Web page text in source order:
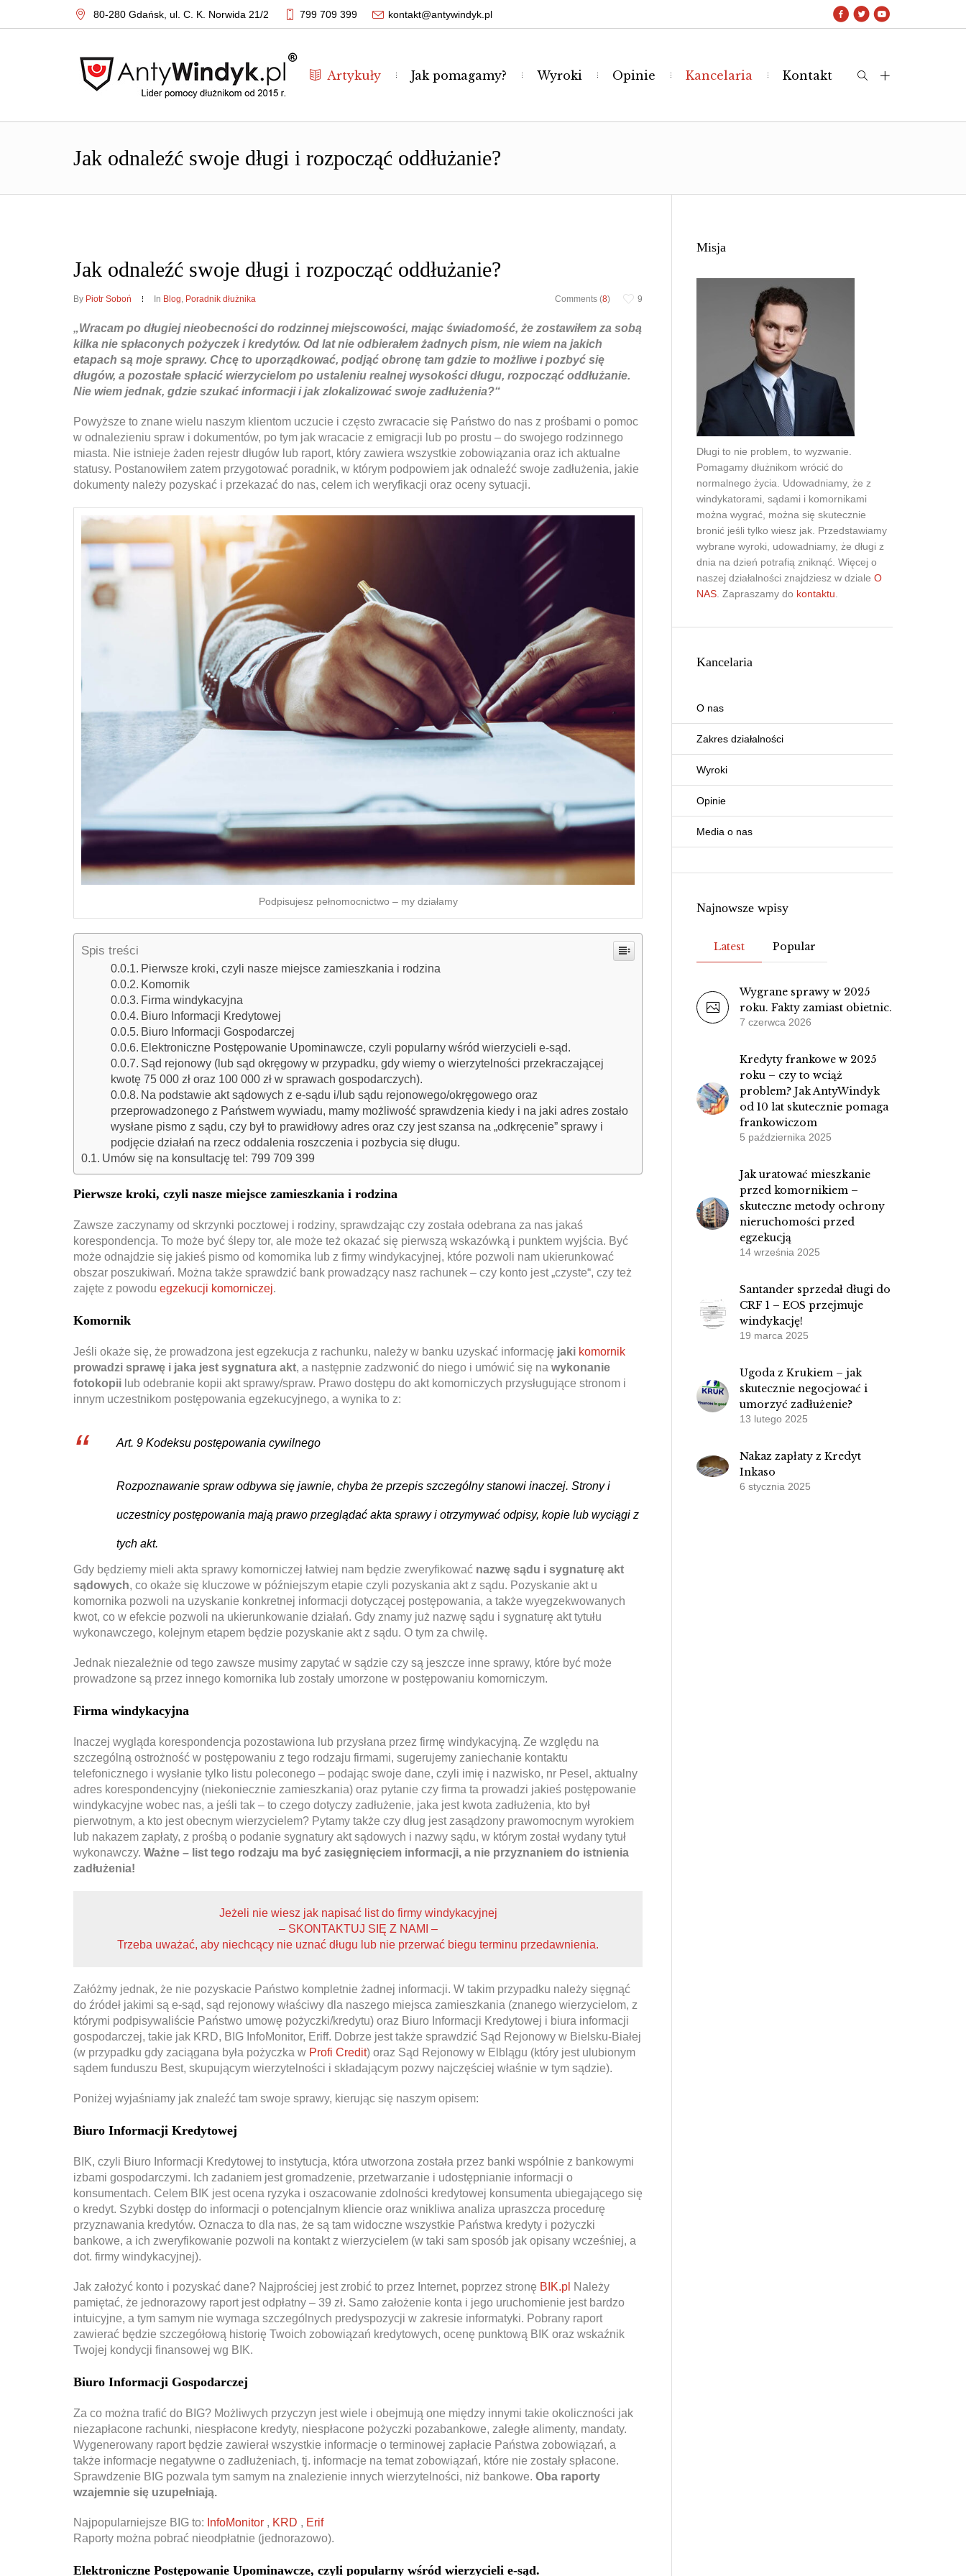
Obrona w sądzie
Reprezentacja procesowa
80-280 Gdańsk, ul. C. K. Norwida 21/2 799 709 399 kontakt@antywindyk.pl
Artykuły Jak pomagamy? Wyroki Opinie Kancelaria Kontakt
Jak odnaleźć swoje długi i rozpocząć oddłużanie?
Jak odnaleźć swoje długi i rozpocząć oddłużanie?
Comments (8) 9
By Piotr Soboń In Blog, Poradnik dłużnika
„Wracam po długiej nieobecności do rodzinnej miejscowości, mając świadomość, że zostawiłem za sobą
kilka nie spłaconych pożyczek i kredytów. Od lat nie odbierałem żadnych pism, nie wiem na jakich
etapach są moje sprawy. Chcę to uporządkować, podjąć obronę tam gdzie to możliwe i pozbyć się
długów, a pozostałe spłacić wierzycielom po ustaleniu realnej wysokości długu, rozpocząć oddłużanie.
Nie wiem jednak, gdzie szukać informacji i jak zlokalizować swoje zadłużenia?“
Powyższe to znane wielu naszym klientom uczucie i często zwracacie się Państwo do nas z prośbami o pomoc
w odnalezieniu spraw i dokumentów, po tym jak wracacie z emigracji lub po prostu – do swojego rodzinnego
miasta. Nie istnieje żaden rejestr długów lub raport, który zawiera wszystkie zobowiązania oraz ich aktualne
statusy. Postanowiłem zatem przygotować poradnik, w którym podpowiem jak odnaleźć swoje zadłużenia, jakie
dokumenty należy pozyskać i przekazać do nas, celem ich weryfikacji oraz oceny sytuacji.
Podpisujesz pełnomocnictwo – my działamy
Spis treści
Pierwsze kroki, czyli nasze miejsce zamieszkania i rodzina
Komornik
Firma windykacyjna
Biuro Informacji Kredytowej
Biuro Informacji Gospodarczej
Elektroniczne Postępowanie Upominawcze, czyli popularny wśród wierzycieli e-sąd.
Sąd rejonowy (lub sąd okręgowy w przypadku, gdy wiemy o wierzytelności przekraczającej
kwotę 75 000 zł oraz 100 000 zł w sprawach gospodarczych).
Na podstawie akt sądowych z e-sądu i/lub sądu rejonowego/okręgowego oraz
przeprowadzonego z Państwem wywiadu, mamy możliwość sprawdzenia kiedy i na jaki adres zostało
wysłane pismo z sądu, czy był to prawidłowy adres oraz czy jest szansa na „odkręcenie” sprawy i
podjęcie działań na rzecz oddalenia roszczenia i pozbycia się długu.
Umów się na konsultację tel: 799 709 399
Pierwsze kroki, czyli nasze miejsce zamieszkania i rodzina
Zawsze zaczynamy od skrzynki pocztowej i rodziny, sprawdzając czy została odebrana za nas jakaś
korespondencja. To może być ślepy tor, ale może też okazać się pierwszą wskazówką i punktem wyjścia. Być
może odnajdzie się jakieś pismo od komornika lub z firmy windykacyjnej, które pozwoli nam ukierunkować
obszar poszukiwań. Można także sprawdzić bank prowadzący nasz rachunek – czy konto jest „czyste“, czy też
zajęte z powodu egzekucji komorniczej.
Komornik
Jeśli okaże się, że prowadzona jest egzekucja z rachunku, należy w banku uzyskać informację jaki komornik
prowadzi sprawę i jaka jest sygnatura akt, a następnie zadzwonić do niego i umówić się na wykonanie
fotokopii lub odebranie kopii akt sprawy/spraw. Prawo dostępu do akt komorniczych przysługujące stronom i
innym uczestnikom postępowania egzekucyjnego, a wynika to z:
Art. 9 Kodeksu postępowania cywilnego
Rozpoznawanie spraw odbywa się jawnie, chyba że przepis szczególny stanowi inaczej. Strony i
uczestnicy postępowania mają prawo przeglądać akta sprawy i otrzymywać odpisy, kopie lub wyciągi z
tych akt.
Gdy będziemy mieli akta sprawy komorniczej łatwiej nam będzie zweryfikować nazwę sądu i sygnaturę akt
sądowych, co okaże się kluczowe w późniejszym etapie czyli pozyskania akt z sądu. Pozyskanie akt u
komornika pozwoli na uzyskanie konkretnej informacji dotyczącej postępowania, a także wyegzekwowanych
kwot, co w efekcie pozwoli na ukierunkowanie działań. Gdy znamy już nazwę sądu i sygnaturę akt tytułu
wykonawczego, kolejnym etapem będzie pozyskanie akt z sądu. O tym za chwilę.
Jednak niezależnie od tego zawsze musimy zapytać w sądzie czy są jeszcze inne sprawy, które być może
prowadzone są przez innego komornika lub zostały umorzone w postępowaniu komorniczym.
Firma windykacyjna
Inaczej wygląda korespondencja pozostawiona lub przysłana przez firmę windykacyjną. Ze względu na
szczególną ostrożność w postępowaniu z tego rodzaju firmami, sugerujemy zaniechanie kontaktu
telefonicznego i wysłanie tylko listu poleconego – podając swoje dane, czyli imię i nazwisko, nr Pesel, aktualny
adres korespondencyjny (niekoniecznie zamieszkania) oraz pytanie czy firma ta prowadzi jakieś postępowanie
windykacyjne wobec nas, a jeśli tak – to czego dotyczy zadłużenie, jaka jest kwota zadłużenia, kto był
pierwotnym, a kto jest obecnym wierzycielem? Pytamy także czy dług jest zasądzony prawomocnym wyrokiem
lub nakazem zapłaty, z prośbą o podanie sygnatury akt sądowych i nazwy sądu, w którym został wydany tytuł
wykonawczy. Ważne – list tego rodzaju ma być zasięgnięciem informacji, a nie przyznaniem do istnienia
zadłużenia!
Jeżeli nie wiesz jak napisać list do firmy windykacyjnej
– SKONTAKTUJ SIĘ Z NAMI –
Trzeba uważać, aby niechcący nie uznać długu lub nie przerwać biegu terminu przedawnienia.
Załóżmy jednak, że nie pozyskacie Państwo kompletnie żadnej informacji. W takim przypadku należy sięgnąć
do źródeł jakimi są e-sąd, sąd rejonowy właściwy dla naszego miejsca zamieszkania (znanego wierzycielom, z
którymi podpisywaliście Państwo umowę pożyczki/kredytu) oraz Biuro Informacji Kredytowej i biura informacji
gospodarczej, takie jak KRD, BIG InfoMonitor, Eriff. Dobrze jest także sprawdzić Sąd Rejonowy w Bielsku-Białej
(w przypadku gdy zaciągana była pożyczka w Profi Credit) oraz Sąd Rejonowy w Elblągu (który jest ulubionym
sądem funduszu Best, skupującym wierzytelności i składającym pozwy najczęściej właśnie w tym sądzie).
Poniżej wyjaśniamy jak znaleźć tam swoje sprawy, kierując się naszym opisem:
Biuro Informacji Kredytowej
BIK, czyli Biuro Informacji Kredytowej to instytucja, która utworzona została przez banki wspólnie z bankowymi
izbami gospodarczymi. Ich zadaniem jest gromadzenie, przetwarzanie i udostępnianie informacji o
konsumentach. Celem BIK jest ocena ryzyka i oszacowanie zdolności kredytowej konsumenta ubiegającego się
o kredyt. Szybki dostęp do informacji o potencjalnym kliencie oraz wnikliwa analiza upraszcza procedurę
przyznawania kredytów. Oznacza to dla nas, że są tam widoczne wszystkie Państwa kredyty i pożyczki
bankowe, a ich zweryfikowanie pozwoli na kontakt z wierzycielem (w taki sam sposób jak opisany wcześniej, a
dot. firmy windykacyjnej).
Jak założyć konto i pozyskać dane? Najprościej jest zrobić to przez Internet, poprzez stronę BIK.pl Należy
pamiętać, że jednorazowy raport jest odpłatny – 39 zł. Samo założenie konta i jego uruchomienie jest bardzo
intuicyjne, a tym samym nie wymaga szczególnych predyspozycji w zakresie informatyki. Pobrany raport
zawierać będzie szczegółową historię Twoich zobowiązań kredytowych, ocenę punktową BIK oraz wskaźnik
Twojej kondycji finansowej wg BIK.
Biuro Informacji Gospodarczej
Za co można trafić do BIG? Możliwych przyczyn jest wiele i obejmują one między innymi takie okoliczności jak
niezapłacone rachunki, niespłacone kredyty, niespłacone pożyczki pozabankowe, zaległe alimenty, mandaty.
Wygenerowany raport będzie zawierał wszystkie informacje o terminowej zapłacie Państwa zobowiązań, a
także informacje negatywne o zadłużeniach, tj. informacje na temat zobowiązań, które nie zostały spłacone.
Sprawdzenie BIG pozwala tym samym na znalezienie innych wierzytelności, niż bankowe. Oba raporty
wzajemnie się uzupełniają.
Najpopularniejsze BIG to: InfoMonitor , KRD , Erif
Raporty można pobrać nieodpłatnie (jednorazowo).
Elektroniczne Postępowanie Upominawcze, czyli popularny wśród wierzycieli e-sąd.
Misja
Długi to nie problem, to wyzwanie.
Pomagamy dłużnikom wrócić do
normalnego życia. Udowadniamy, że z
windykatorami, sądami i komornikami
można wygrać, można się skutecznie
bronić jeśli tylko wiesz jak. Przedstawiamy
wybrane wyroki, udowadniamy, że długi z
dnia na dzień potrafią zniknąć. Więcej o
naszej działalności znajdziesz w dzialeO
NAS . Zapraszamy do kontaktu
Kancelaria
O nas
Zakres działalności
Wyroki
Opinie
Media o nas
Najnowsze wpisy
Latest Popular
Wygrane sprawy w 2025
roku. Fakty zamiast obietnic.
7 czerwca 2026
Kredyty frankowe w 2025
roku – czy to wciąż
problem? Jak AntyWindyk
od 10 lat skutecznie pomaga
frankowiczom
5 października 2025
Jak uratować mieszkanie
przed komornikiem –
skuteczne metody ochrony
nieruchomości przed
egzekucją
14 września 2025
Santander sprzedał długi do
CRF 1 – EOS przejmuje
windykację!
19 marca 2025
Ugoda z Krukiem – jak
skutecznie negocjować i
umorzyć zadłużenie?
13 lutego 2025
Nakaz zapłaty z Kredyt
Inkaso
6 stycznia 2025